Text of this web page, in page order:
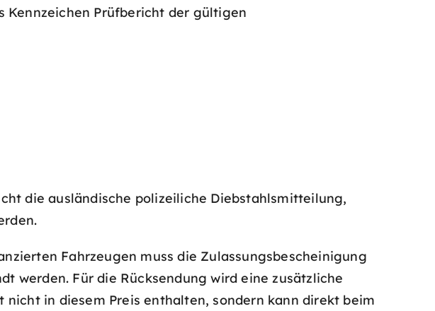
Kennzeichen Prüfbericht der gültigen
die ausländische polizeiliche Diebstahlsmitteilung,
Fahrzeugen muss die Zulassungsbescheinigung
werden. Für die Rücksendung wird eine zusätzliche
nicht in diesem Preis enthalten, sondern kann direkt beim